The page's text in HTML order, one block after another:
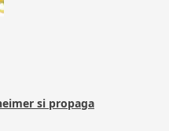
si propaga